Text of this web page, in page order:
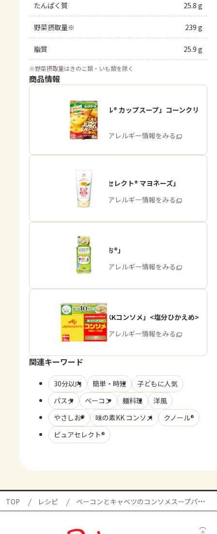
たんぱく質 25.8 g
野菜摂取量※ 239 g
脂質 25.9 g
※野菜摂取量はきのこ類・いも類を除く
商品情報
「クノール® カップスープ」コーンクリ
ーム
商品・アレルギー情報をみる
「ピュアセレクト® マヨネーズ」
商品・アレルギー情報をみる
「やさしお®」
商品・アレルギー情報をみる
「味の素KKコンソメ」<塩分ひかえめ>
商品・アレルギー情報をみる
関連キーワード
30分以内 簡単・時短
子どもに人気
パスタ
ベーコン 麺料理
洋風
やさしお®
味の素KK コンソメ
クノール®
ピュアセレクト®
TOP レシピ ベーコンとキャベツのコンソメスープパスタ＜塩分控えめ＞の献立